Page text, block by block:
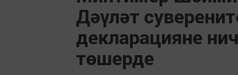
Дәүләт
декларацияне
төшерде